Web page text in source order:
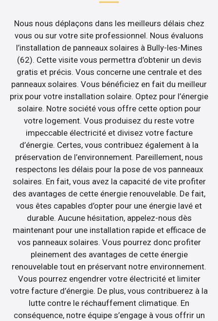
Nous nous déplaçons dans les meilleurs délais chez
vous ou sur votre site professionnel. Nous évaluons
l’installation de panneaux solaires à Bully-les-Mines
(62). Cette visite vous permettra d’obtenir un devis
gratis et précis. Vous concerne une centrale et des
panneaux solaires. Vous bénéficiez en fait du meilleur
prix pour votre installation solaire. Optez pour l’énergie
solaire. Notre société vous offre cette option pour
votre logement. Vous produisez du reste votre
impeccable électricité et divisez votre facture
d’énergie. Certes, vous contribuez également à la
préservation de l’environnement. Pareillement, nous
respectons les délais pour la pose de vos panneaux
solaires. En fait, vous avez la capacité de vite profiter
des avantages de cette énergie renouvelable. De fait,
vous êtes capables d’opter pour une énergie lavé et
durable. Aucune hésitation, appelez-nous dès
maintenant pour une installation rapide et efficace de
vos panneaux solaires. Vous pourrez donc profiter
pleinement des avantages de cette énergie
renouvelable tout en préservant notre environnement.
Vous pourrez engendrer votre électricité et limiter
votre facture d’énergie. De plus, vous contribuerez à la
lutte contre le réchauffement climatique. En
conséquence, notre équipe s’engage à vous offrir un